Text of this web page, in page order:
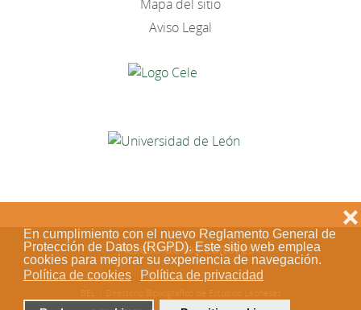
En cumplimiento con el nuevo Reglamento General de
Protección de Datos (RGPD). Este sitio web emplea
cookies para mejorar su experiencia de navegación.
Política de cookies
Política de privacidad
❌
Mapa del sitio
Aviso Legal
Acceso de los editores